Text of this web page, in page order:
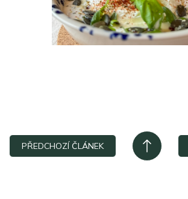
PŘEDCHOZÍ ČLÁNEK